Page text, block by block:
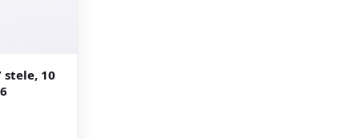
stele, 10